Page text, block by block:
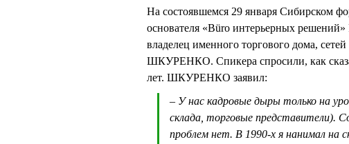
На состоявшемся 29 января Сибирском
основателя «Büro интерьерных
владелец именного торгового дома,
ШКУРЕНКО. Спикера спросили, как
лет. ШКУРЕНКО заявил:
– У нас кадровые дыры только на
склада, торговые представители).
проблем нет. В 1990-х я нанимал на